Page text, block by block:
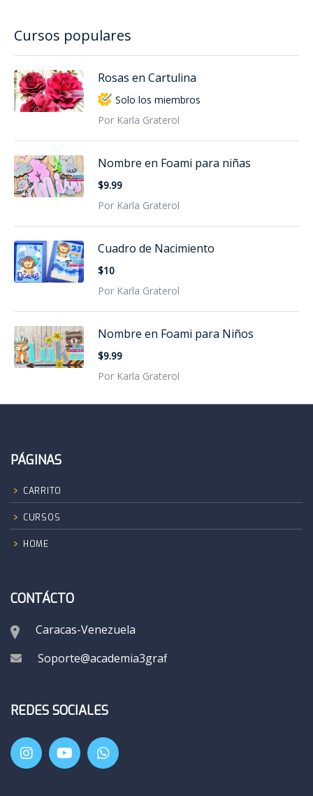
Cursos populares
Rosas en Cartulina
Solo los miembros
Por Karla Graterol
Nombre en Foami para niñas
$9.99
Por Karla Graterol
Cuadro de Nacimiento
$10
Por Karla Graterol
Nombre en Foami para Niños
$9.99
Por Karla Graterol
PÁGINAS
CARRITO
CURSOS
HOME
CONTÁCTO
Caracas-Venezuela
Soporte@academia3grafik.com
REDES SOCIALES